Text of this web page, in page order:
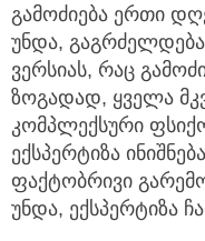
გამოძიება ერთი
უნდა,
ვერსიას, რაც
ზოგადად, ყველა
კომპლექსური
ექსპერტიზა
ფაქტობრივი
უნდა, ექსპერტიზა